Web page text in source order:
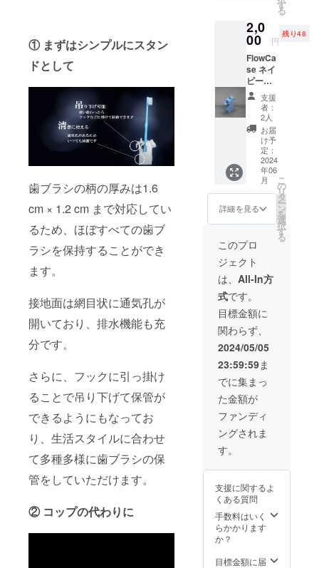
① まずはシンプルにスタン
ドとして
歯ブラシの柄の厚みは1.6
cm × 1.2 cm まで対応してい
るため、ほぼすべての歯ブ
ラシを保持することができ
ます。
接地面は網目状に通気孔が
開いており、排水機能も充
分です。
さらに、フックに引っ掛け
ることで吊り下げて保管が
できるようにもなってお
り、生活スタイルに合わせ
て多種多様に歯ブラシの保
管をしていただけます。
② コップの代わりに
す
る
2,0
00 円
残り48
FlowCa
se ネイ
ビー
×1個
or ベー
ジュ
×1個
支援
者：
2人
お届
け予
定：
2024
年06
月
詳細を見る
こ
の
リ
タ
ー
ン
を
選
択
す
る
このプロ
ジェクト
は、 All-In方
式です。
目標金額に
関わらず、
2024/05/05
23:59:59ま
でに集まっ
た金額が
ファンディ
ングされま
す。
支援に関するよ
くある質問
手数料はいく
らかかります
か？
目標金額に届